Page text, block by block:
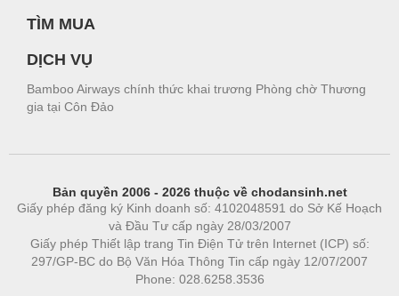
TÌM MUA
DỊCH VỤ
Bamboo Airways chính thức khai trương Phòng chờ Thương
gia tại Côn Đảo
Bản quyền 2006 - 2026 thuộc về chodansinh.net
Giấy phép đăng ký Kinh doanh số: 4102048591 do Sở Kế Hoạch
và Đầu Tư cấp ngày 28/03/2007
Giấy phép Thiết lập trang Tin Điện Tử trên Internet (ICP) số:
297/GP-BC do Bộ Văn Hóa Thông Tin cấp ngày 12/07/2007
Phone: 028.6258.3536